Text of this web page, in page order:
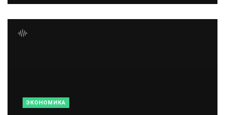
ЭКОНОМИКА